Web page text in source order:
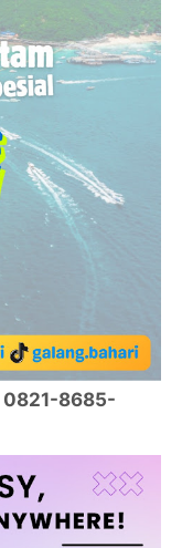
0821-8685-